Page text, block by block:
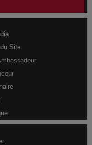
Site